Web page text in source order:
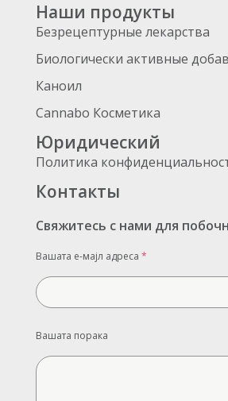
Наши продукты
Безрецептурные лекарства
Биологически активные
Каноил
Cannabo Косметика
Юридический
Политика
Контакты
Свяжитесь с нами для
Вашата е-мајл адреса *
Вашата порака